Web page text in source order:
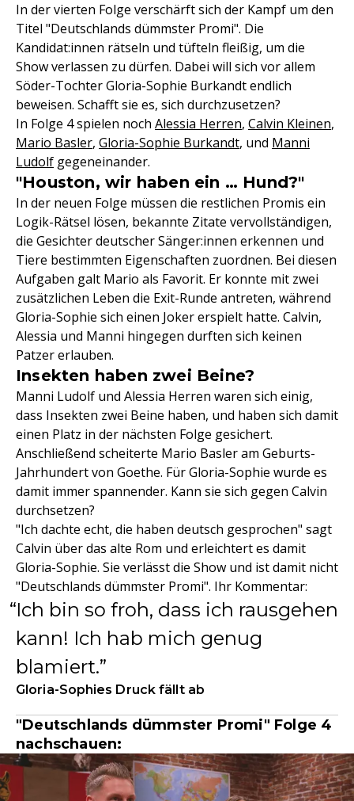
In der vierten Folge verschärft sich der Kampf um den
Titel "Deutschlands dümmster Promi". Die
Kandidat:innen rätseln und tüfteln fleißig, um die
Show verlassen zu dürfen. Dabei will sich vor allem
Söder-Tochter Gloria-Sophie Burkandt endlich
beweisen. Schafft sie es, sich durchzusetzen?
In Folge 4 spielen noch Alessia Herren, Calvin Kleinen,
Mario Basler, Gloria-Sophie Burkandt, und Manni
Ludolf gegeneinander.
"Houston, wir haben ein … Hund?"
In der neuen Folge müssen die restlichen Promis ein
Logik-Rätsel lösen, bekannte Zitate vervollständigen,
die Gesichter deutscher Sänger:innen erkennen und
Tiere bestimmten Eigenschaften zuordnen. Bei diesen
Aufgaben galt Mario als Favorit. Er konnte mit zwei
zusätzlichen Leben die Exit-Runde antreten, während
Gloria-Sophie sich einen Joker erspielt hatte. Calvin,
Alessia und Manni hingegen durften sich keinen
Patzer erlauben.
Insekten haben zwei Beine?
Manni Ludolf und Alessia Herren waren sich einig,
dass Insekten zwei Beine haben, und haben sich damit
einen Platz in der nächsten Folge gesichert.
Anschließend scheiterte Mario Basler am Geburts-
Jahrhundert von Goethe. Für Gloria-Sophie wurde es
damit immer spannender. Kann sie sich gegen Calvin
durchsetzen?
"Ich dachte echt, die haben deutsch gesprochen" sagt
Calvin über das alte Rom und erleichtert es damit
Gloria-Sophie. Sie verlässt die Show und ist damit nicht
"Deutschlands dümmster Promi". Ihr Kommentar:
Ich bin so froh, dass ich rausgehen
kann! Ich hab mich genug
blamiert.
Gloria-Sophies Druck fällt ab
"Deutschlands dümmster Promi" Folge 4
nachschauen: